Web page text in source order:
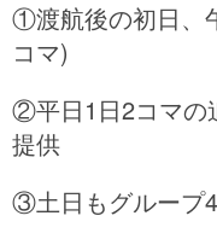
①渡航後の初日、
コマ)
②平日1日2コマの
提供
③土日もグループ